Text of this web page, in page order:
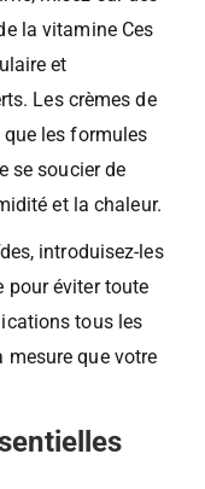
la vitamine Ces
et
Les crèmes de
les formules
se soucier de
et la chaleur.
introduisez-les
pour éviter toute
tous les
mesure que votre